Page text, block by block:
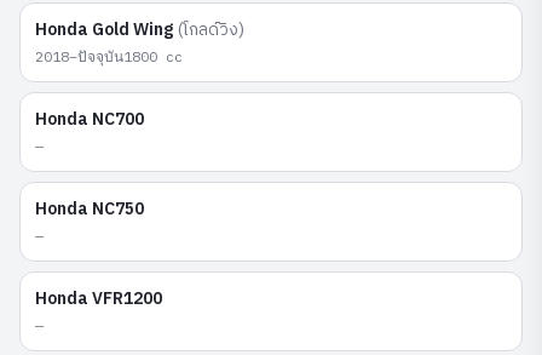
Honda Gold Wing (โกลด์วิง)
2018–ปัจจุบัน1800 cc
Honda NC700
—
Honda NC750
—
HondaVFR1200
—